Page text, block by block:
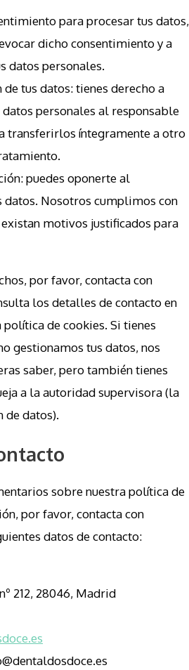
para procesar tus datos,
dicho consentimiento y a
datos personales.
de tus datos: tienes derecho a
personales al responsable
transferirlos íntegramente a otro
puedes oponerte al
datos. Nosotros cumplimos con
existan motivos justificados para
por favor, contacta con
los detalles de contacto en
de cookies. Si tienes
gestionamos tus datos, nos
saber, pero también tienes
a la autoridad supervisora (la
de datos).
sobre nuestra política de
por favor, contacta con
datos de contacto:
212, 28046, Madrid